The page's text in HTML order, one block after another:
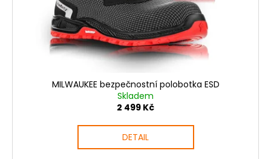
MILWAUKEE bezpečnostní polobotka ESD
Skladem
2 499 Kč
DETAIL